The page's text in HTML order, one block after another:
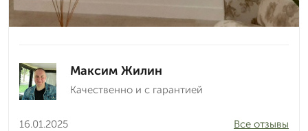
Максим Жилин
Качественно и с гарантией
16.01.2025
Все отзывы